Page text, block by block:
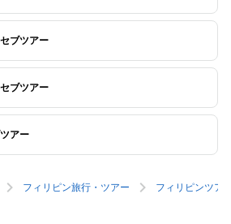
ブツアー
ブツアー
アー
フィリピン旅行・ツアー フィリピンツア